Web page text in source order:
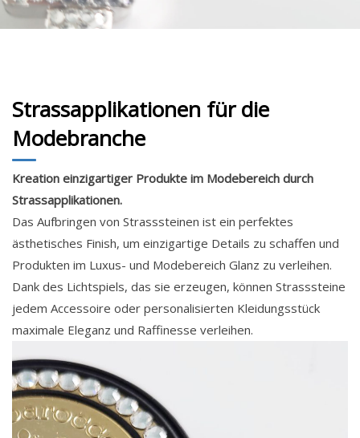
Strassapplikationen für die
Modebranche
Kreation einzigartiger Produkte im Modebereich durch
Strassapplikationen.
Das Aufbringen von Strasssteinen ist ein perfektes
ästhetisches Finish, um einzigartige Details zu schaffen und
Produkten im Luxus- und Modebereich Glanz zu verleihen.
Dank des Lichtspiels, das sie erzeugen, können Strasssteine
jedem Accessoire oder personalisierten Kleidungsstück
maximale Eleganz und Raffinesse verleihen.